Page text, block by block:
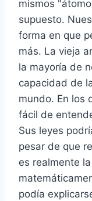
mismos
supuesto.
forma en que
más. La vieja
la mayoría de
capacidad de
mundo. En los
fácil de
Sus leyes
pesar de que
es realmente
podía